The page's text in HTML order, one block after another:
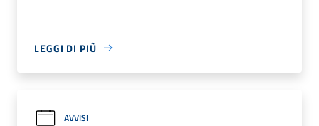
LEGGI DI PIÙ
AVVISI